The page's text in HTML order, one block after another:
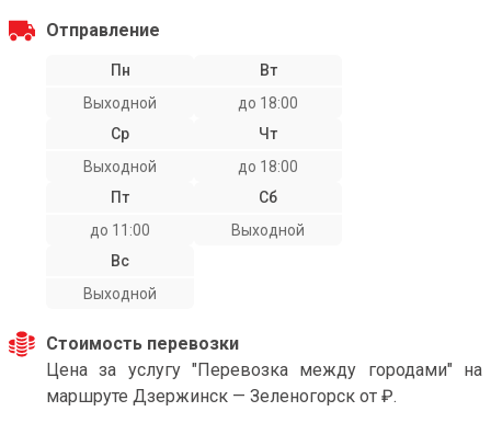
Отправление
Пн
Выходной
Вт
до 18:00
Ср
Выходной
Чт
до 18:00
Пт
до 11:00
Сб
Выходной
Вс
Выходной
Стоимость перевозки
Цена за услугу "Перевозка между городами" на
маршруте Дзержинск — Зеленогорск от ₽.